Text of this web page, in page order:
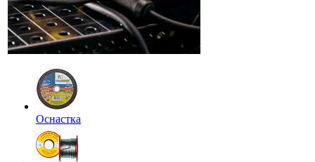
Оснастка